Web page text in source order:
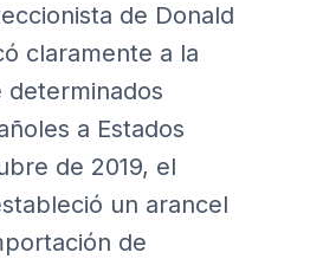
de Donald
claramente a la
a Estados
de 2019, el
un arancel
de